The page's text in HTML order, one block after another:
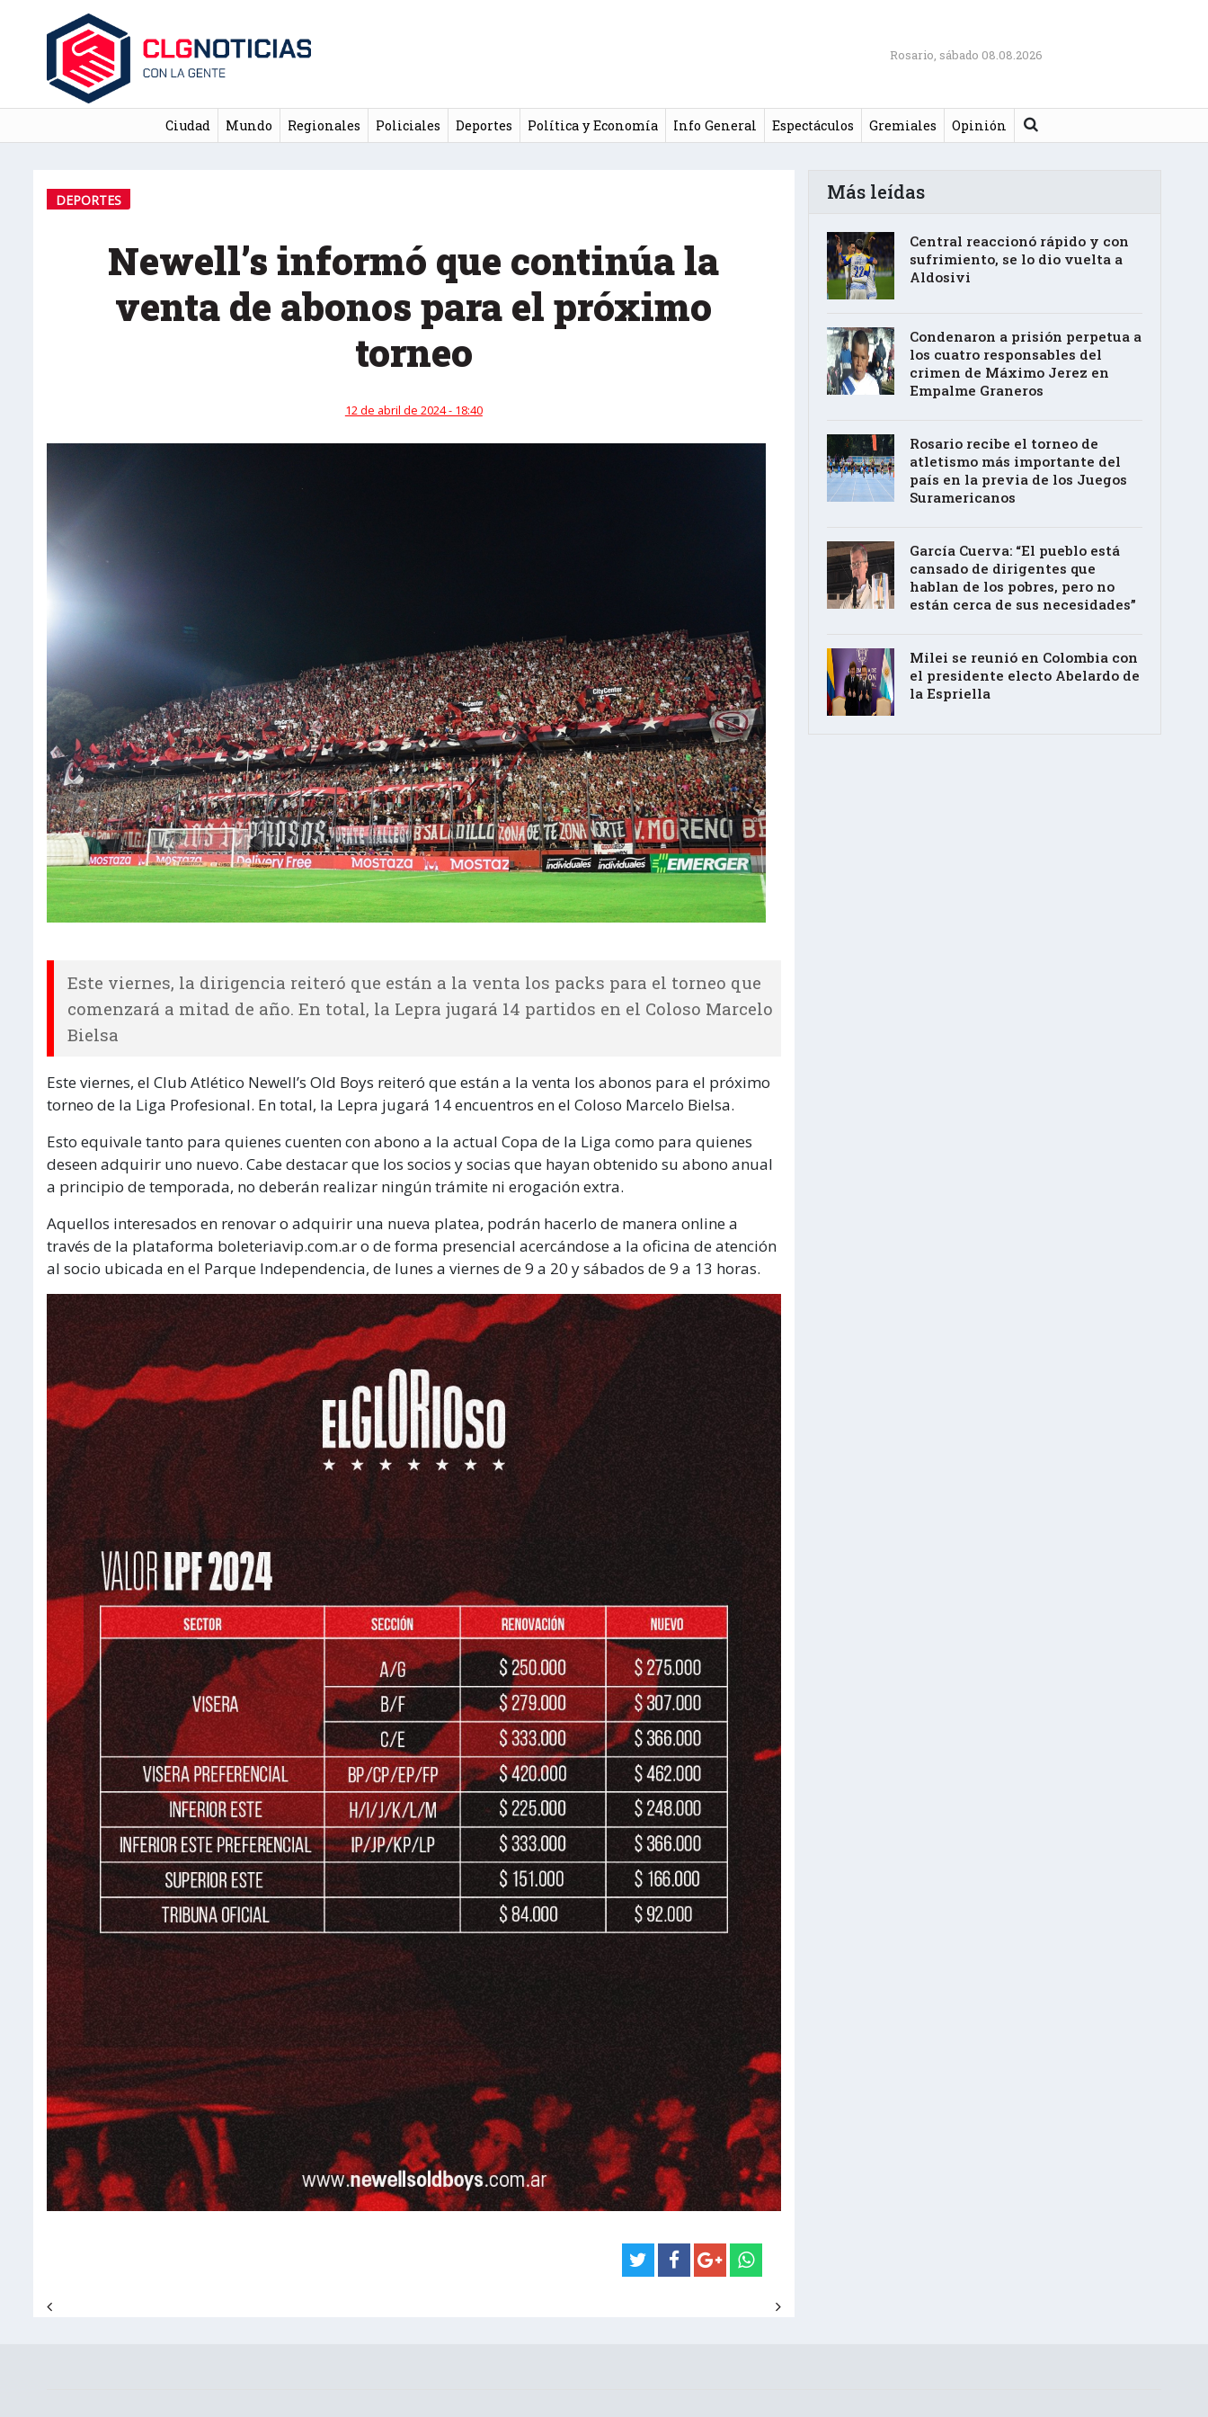
Rosario, sábado 08.08.2026
Ciudad Mundo Regionales Policiales Deportes Política y Economía Info General Espectáculos Gremiales Opinión Buscar
DEPORTES
Newell’s informó que continúa la
venta de abonos para el próximo
torneo
12 de abril de 2024 - 18:40
Este viernes, la dirigencia reiteró que están a la venta los packs para el torneo que
comenzará a mitad de año. En total, la Lepra jugará 14 partidos en el Coloso Marcelo
Bielsa
Este viernes, el Club Atlético Newell’s Old Boys reiteró que están a la venta los abonos para el próximo
torneo de la Liga Profesional. En total, la Lepra jugará 14 encuentros en el Coloso Marcelo Bielsa.
Esto equivale tanto para quienes cuenten con abono a la actual Copa de la Liga como para quienes
deseen adquirir uno nuevo. Cabe destacar que los socios y socias que hayan obtenido su abono anual
a principio de temporada, no deberán realizar ningún trámite ni erogación extra.
Aquellos interesados en renovar o adquirir una nueva platea, podrán hacerlo de manera online a
través de la plataforma boleteriavip.com.ar o de forma presencial acercándose a la oficina de atención
al socio ubicada en el Parque Independencia, de lunes a viernes de 9 a 20 y sábados de 9 a 13 horas.
Más leídas
Central reaccionó rápido y con
sufrimiento, se lo dio vuelta a
Aldosivi
Condenaron a prisión perpetua a
los cuatro responsables del
crimen de Máximo Jerez en
Empalme Graneros
Rosario recibe el torneo de
atletismo más importante del
país en la previa de los Juegos
Suramericanos
García Cuerva: “El pueblo está
cansado de dirigentes que
hablan de los pobres, pero no
están cerca de sus necesidades”
Milei se reunió en Colombia con
el presidente electo Abelardo de
la Espriella